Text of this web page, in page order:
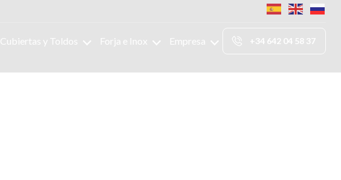
Cubiertas y Toldos Forja e Inox Empresa +34 642 04 58 37